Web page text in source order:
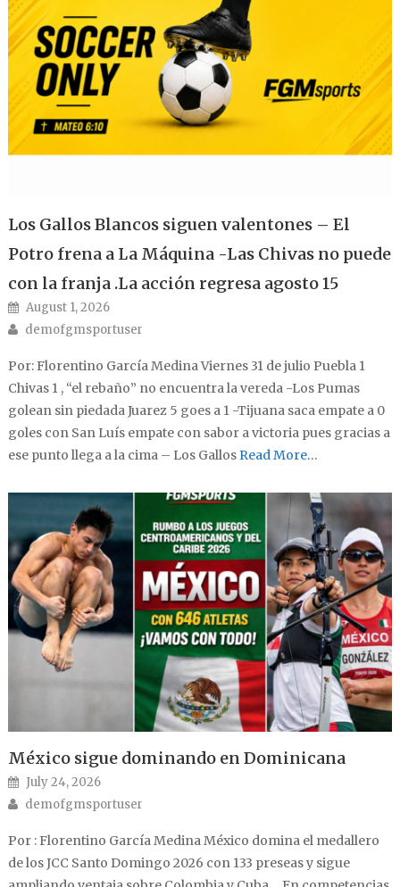
Los Gallos Blancos siguen valentones – El
Potro frena a La Máquina -Las Chivas no puede
con la franja .La acción regresa agosto 15
Posted on
August 1, 2026
Author
demofgmsportuser
Por: Florentino García Medina Viernes 31 de julio Puebla 1
Chivas 1 , “el rebaño” no encuentra la vereda -Los Pumas
golean sin piedada Juarez 5 goes a 1 -Tijuana saca empate a 0
goles con San Luís empate con sabor a victoria pues gracias a
ese punto llega a la cima – Los GallosRead More…
México sigue dominando en Dominicana
Posted on
July 24, 2026
Author
demofgmsportuser
Por : Florentino García Medina México domina el medallero
de los JCC Santo Domingo 2026 con 133 preseas y sigue